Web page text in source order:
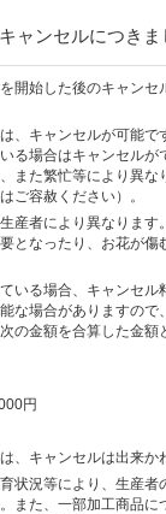
ャンセルにつきま
開始した後のキャンセ
、キャンセルが可能で
る場合はキャンセルが
また繁忙等により異な
ご容赦ください）。
産者により異なります
となったり、お花が傷
いる場合、キャンセル
な場合がありますので
の金額を合算した金額
円
、キャンセルは出来か
状況等により、生産者
また、一部加工商品に